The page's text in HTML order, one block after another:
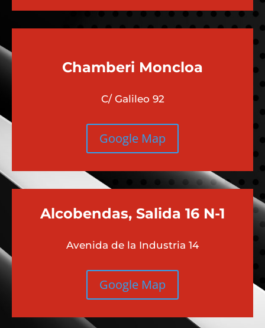
Chamberi Moncloa
C/ Galileo 92
Google Map
Alcobendas, Salida 16 N-1
Avenida de la Industria 14
Google Map